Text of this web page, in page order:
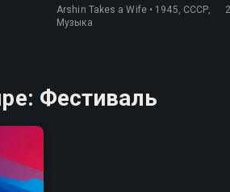
Arshin Takes a Wife • 1945, СССР,
Музыка
Фестиваль